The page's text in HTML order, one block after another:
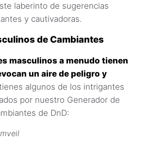
laberinto de sugerencias
y cautivadoras.
de Cambiantes
masculinos a menudo tienen
un aire de peligro y
algunos de los intrigantes
por nuestro Generador de
de DnD: